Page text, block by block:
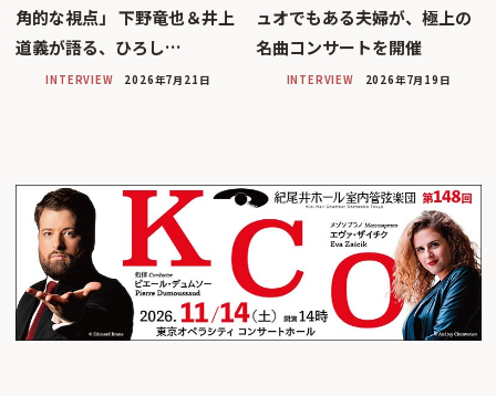
角的な視点」 下野竜也＆井上
道義が語る、ひろし…
INTERVIEW 2026年7月21日
ュオでもある夫婦が、極上の
名曲コンサートを開催
INTERVIEW 2026年7月19日